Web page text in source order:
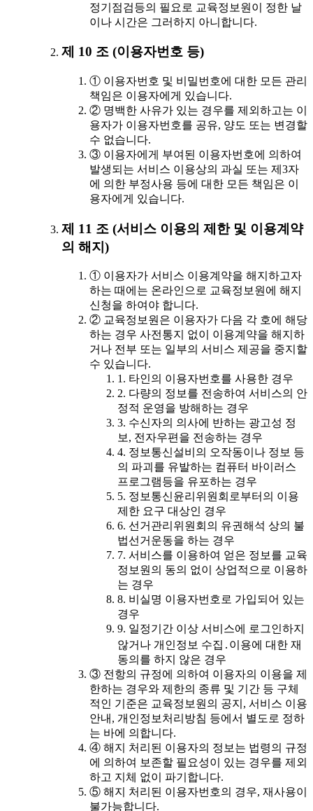
정기점검등의 필요로 교육정보원이 정한 날
이나 시간은 그러하지 아니합니다.
제 10 조 (이용자번호 등)
① 이용자번호 및 비밀번호에 대한 모든 관리
책임은 이용자에게 있습니다.
② 명백한 사유가 있는 경우를 제외하고는 이
용자가 이용자번호를 공유, 양도 또는 변경할
수 없습니다.
③ 이용자에게 부여된 이용자번호에 의하여
발생되는 서비스 이용상의 과실 또는 제3자
에 의한 부정사용 등에 대한 모든 책임은 이
용자에게 있습니다.
제 11 조 (서비스 이용의 제한 및 이용계약
의 해지)
① 이용자가 서비스 이용계약을 해지하고자
하는 때에는 온라인으로 교육정보원에 해지
신청을 하여야 합니다.
② 교육정보원은 이용자가 다음 각 호에 해당
하는 경우 사전통지 없이 이용계약을 해지하
거나 전부 또는 일부의 서비스 제공을 중지할
수 있습니다.
1. 타인의 이용자번호를 사용한 경우
2. 다량의 정보를 전송하여 서비스의 안
정적 운영을 방해하는 경우
3. 수신자의 의사에 반하는 광고성 정
보, 전자우편을 전송하는 경우
4. 정보통신설비의 오작동이나 정보 등
의 파괴를 유발하는 컴퓨터 바이러스
프로그램등을 유포하는 경우
5. 정보통신윤리위원회로부터의 이용
제한 요구 대상인 경우
6. 선거관리위원회의 유권해석 상의 불
법선거운동을 하는 경우
7. 서비스를 이용하여 얻은 정보를 교육
정보원의 동의 없이 상업적으로 이용하
는 경우
8. 비실명 이용자번호로 가입되어 있는
경우
9. 일정기간 이상 서비스에 로그인하지
않거나 개인정보 수집․이용에 대한 재
동의를 하지 않은 경우
③ 전항의 규정에 의하여 이용자의 이용을 제
한하는 경우와 제한의 종류 및 기간 등 구체
적인 기준은 교육정보원의 공지, 서비스 이용
안내, 개인정보처리방침 등에서 별도로 정하
는 바에 의합니다.
④ 해지 처리된 이용자의 정보는 법령의 규정
에 의하여 보존할 필요성이 있는 경우를 제외
하고 지체 없이 파기합니다.
⑤ 해지 처리된 이용자번호의 경우, 재사용이
불가능합니다.